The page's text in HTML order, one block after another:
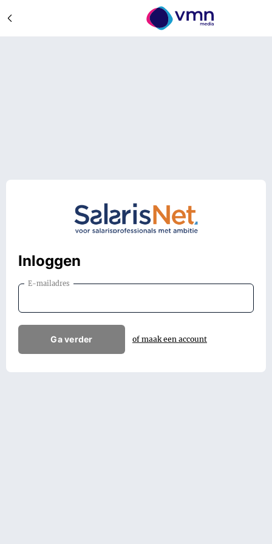
Inloggen
E-mailadres
Ga verder of maak een account